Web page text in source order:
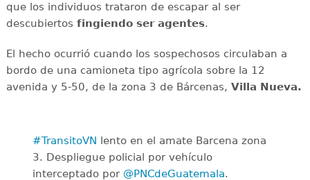
que los individuos trataron de escapar al ser
descubiertos fingiendo ser agentes.
El hecho ocurrió cuando los sospechosos circulaban a
bordo de una camioneta tipo agrícola sobre la 12
avenida y 5-50, de la zona 3 de Bárcenas, Villa Nueva.
#TransitoVN
lento en el amate Barcena zona
3. Despliegue policial por vehículo
interceptado por @PNCdeGuatemala.